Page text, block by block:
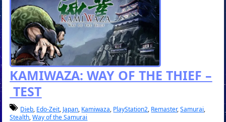
KAMIWAZA: WAY OF THE THIEF –
TEST
Dieb, Edo-Zeit, Japan, Kamiwaza, PlayStation2, Remaster,Samurai,
Stealth,Way of the Samurai